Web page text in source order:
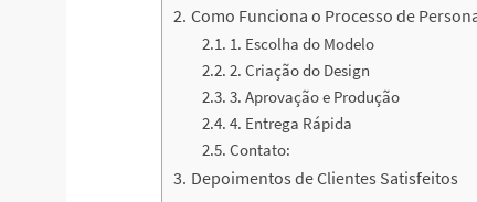
Como Funciona o Processo de
1. Escolha do Modelo
2. Criação do Design
3. Aprovação e Produção
4. Entrega Rápida
Contato:
Depoimentos de Clientes Satisfeitos